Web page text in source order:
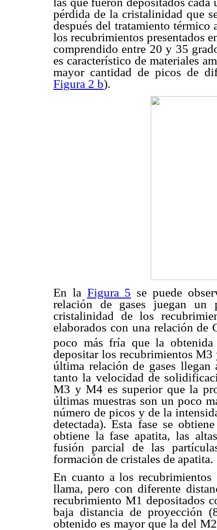
pérdida de la cristalinidad que
después del tratamiento
los recubrimientos presentados
comprendido entre 20 y 35
es característico de materiales
mayor cantidad de picos de
Figura 2 b).
En la Figura 5 se puede
relación de gases juegan
cristalinidad de los
elaborados con una relación de
poco más fría que la
depositar los recubrimientos
última relación de gases
tanto la velocidad de
M3 y M4 es superior que la
últimas muestras son un poco
número de picos y de la
detectada). Esta fase se
obtiene la fase apatita, las
fusión parcial de las
formación de cristales de apatita.
En cuanto a los
llama, pero con diferente
recubrimiento M1 depositados
baja distancia de proyección
obtenido es mayor que la del